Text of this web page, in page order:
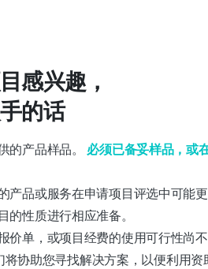
感兴趣，
的话
的产品样品。 必须已备妥样品，或
产品或服务在申请项目评选中可能
的性质进行相应准备。
价单，或项目经费的使用可行性尚
将协助您寻找解决方案，以便利用